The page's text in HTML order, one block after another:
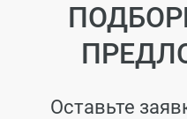
Оставьте